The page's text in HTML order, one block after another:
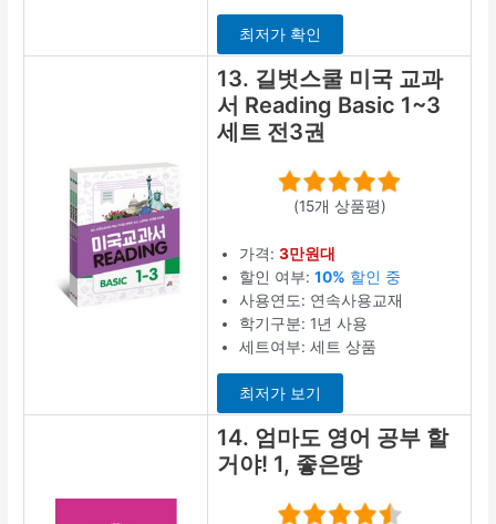
최저가 확인
13. 길벗스쿨 미국 교과
서 Reading Basic 1~3
세트 전3권
(15개 상품평)
가격:3만원대
할인 여부:10% 할인 중
사용연도: 연속사용교재
학기구분: 1년 사용
세트여부: 세트 상품
최저가 보기
14. 엄마도 영어 공부 할
거야! 1, 좋은땅